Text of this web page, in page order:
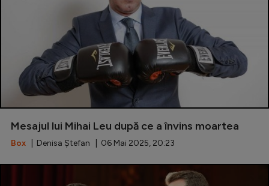
Mesajul lui Mihai Leu după ce a învins moartea
Box | Denisa Ștefan | 06 Mai 2025, 20:23